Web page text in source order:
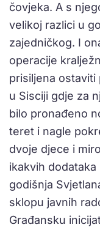
čovjeka. A s
velikoj razlici u
zajedničkog. I
operacije
prisiljena
u Sisciji gdje za
bilo pronađeno
teret i nagle
dvoje djece i
ikakvih
godišnja
sklopu javnih
Građansku